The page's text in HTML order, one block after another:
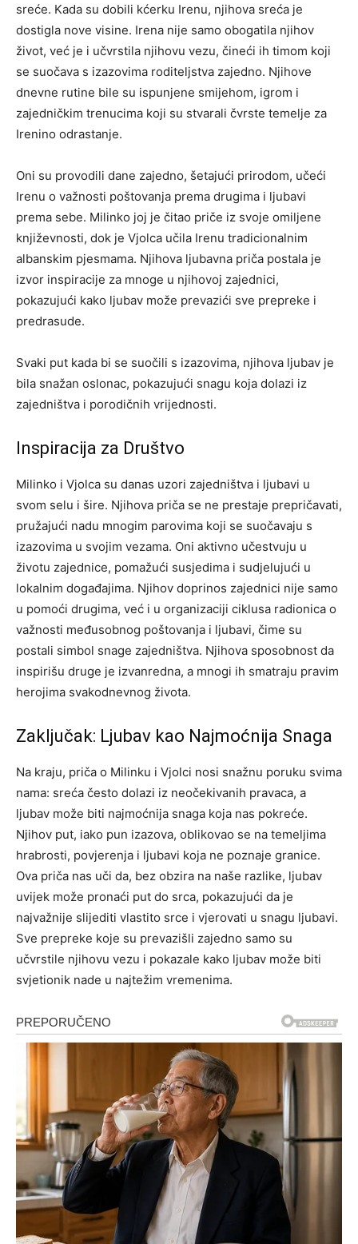
sreće. Kada su dobili kćerku Irenu, njihova sreća je
dostigla nove visine. Irena nije samo obogatila njihov
život, već je i učvrstila njihovu vezu, čineći ih timom koji
se suočava s izazovima roditeljstva zajedno. Njihove
dnevne rutine bile su ispunjene smijehom, igrom i
zajedničkim trenucima koji su stvarali čvrste temelje za
Irenino odrastanje.
Oni su provodili dane zajedno, šetajući prirodom, učeći
Irenu o važnosti poštovanja prema drugima i ljubavi
prema sebe. Milinko joj je čitao priče iz svoje omiljene
književnosti, dok je Vjolca učila Irenu tradicionalnim
albanskim pjesmama. Njihova ljubavna priča postala je
izvor inspiracije za mnoge u njihovoj zajednici,
pokazujući kako ljubav može prevazići sve prepreke i
predrasude.
Svaki put kada bi se suočili s izazovima, njihova ljubav je
bila snažan oslonac, pokazujući snagu koja dolazi iz
zajedništva i porodičnih vrijednosti.
Inspiracija za Društvo
Milinko i Vjolca su danas uzori zajedništva i ljubavi u
svom selu i šire. Njihova priča se ne prestaje prepričavati,
pružajući nadu mnogim parovima koji se suočavaju s
izazovima u svojim vezama. Oni aktivno učestvuju u
životu zajednice, pomažući susjedima i sudjelujući u
lokalnim događajima. Njihov doprinos zajednici nije samo
u pomoći drugima, već i u organizaciji ciklusa radionica o
važnosti međusobnog poštovanja i ljubavi, čime su
postali simbol snage zajedništva. Njihova sposobnost da
inspirišu druge je izvanredna, a mnogi ih smatraju pravim
herojima svakodnevnog života.
Zaključak: Ljubav kao Najmoćnija Snaga
Na kraju, priča o Milinku i Vjolci nosi snažnu poruku svima
nama: sreća često dolazi iz neočekivanih pravaca, a
ljubav može biti najmoćnija snaga koja nas pokreće.
Njihov put, iako pun izazova, oblikovao se na temeljima
hrabrosti, povjerenja i ljubavi koja ne poznaje granice.
Ova priča nas uči da, bez obzira na naše razlike, ljubav
uvijek može pronaći put do srca, pokazujući da je
najvažnije slijediti vlastito srce i vjerovati u snagu ljubavi.
Sve prepreke koje su prevazišli zajedno samo su
učvrstile njihovu vezu i pokazale kako ljubav može biti
svjetionik nade u najtežim vremenima.